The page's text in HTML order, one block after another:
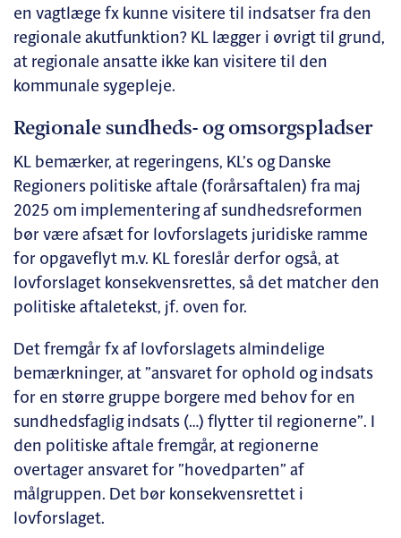
en vagtlæge fx kunne visitere til indsatser fra den
regionale akutfunktion? KL lægger i øvrigt til grund,
at regionale ansatte ikke kan visitere til den
kommunale sygepleje.
Regionale sundheds- og omsorgspladser
KL bemærker, at regeringens, KL’s og Danske
Regioners politiske aftale (forårsaftalen) fra maj
2025 om implementering af sundhedsreformen
bør være afsæt for lovforslagets juridiske ramme
for opgaveflyt m.v. KL foreslår derfor også, at
lovforslaget konsekvensrettes, så det matcher den
politiske aftaletekst, jf. oven for.
Det fremgår fx af lovforslagets almindelige
bemærkninger, at ”ansvaret for ophold og indsats
for en større gruppe borgere med behov for en
sundhedsfaglig indsats (…) flytter til regionerne”. I
den politiske aftale fremgår, at regionerne
overtager ansvaret for ”hovedparten” af
målgruppen. Det bør konsekvensrettet i
lovforslaget.